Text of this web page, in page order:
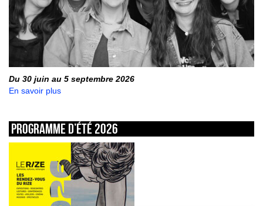
Du 30 juin au 5 septembre 2026
En savoir plus
Programme d’été 2026